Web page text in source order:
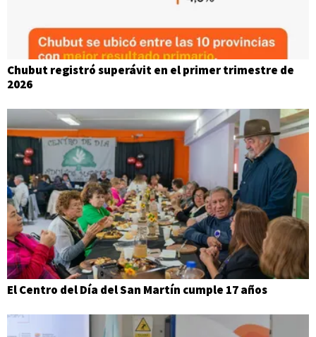
Chubut registró superávit en el primer trimestre de
2026
El Centro del Día del San Martín cumple 17 años